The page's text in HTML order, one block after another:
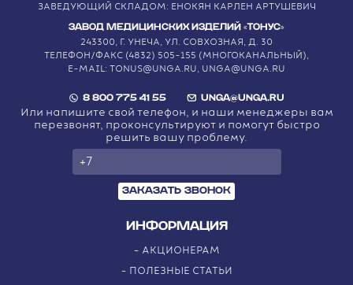
ЗАВЕДУЮЩИЙ СКЛАДОМ: ЕНОКЯН КАРЛЕН АРТУШЕВИЧ
ЗАВОД МЕДИЦИНСКИХ ИЗДЕЛИЙ «ТОНУС»
243300, Г. УНЕЧА, УЛ. СОВХОЗНАЯ, Д. 30
ТЕЛЕФОН/ФАКС (4832) 505-155 (МНОГОКАНАЛЬНЫЙ),
E-MAIL: TONUS@UNGA.RU, UNGA@UNGA.RU
ИНФОРМАЦИЯ
АКЦИОНЕРАМ
ПОЛЕЗНЫЕ СТАТЬИ
8 800 775 41 55 UNGA@UNGA.RU
Или напишите свой телефон, и наши менеджеры вам
перезвонят, проконсультируют и помогут быстро
решить вашу проблему.
ЗАКАЗАТЬ ЗВОНОК